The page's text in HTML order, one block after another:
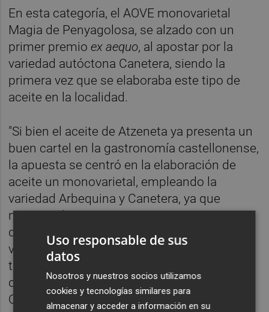
En esta categoría, el AOVE monovarietal
Magia de Penyagolosa, se alzado con un
primer premioex aequo, al apostar por la
variedad autóctona Canetera, siendo la
primera vez que se elaboraba este tipo de
aceite en la localidad.
"Si bien el aceite de Atzeneta ya presenta un
buen cartel en la gastronomía castellonense,
la apuesta se centró en la elaboración de
aceite un monovarietal, empleando la
variedad Arbequina y Canetera, ya que
nuestro objetivo preservar, conservar y
difundir estas variedades locales,
valorizando el producto y dignificando el
trabajo de nuestros agricultores”,
destacaEladi Roca, director de la
Cooperativa de Atzeneta.
Uso responsable de sus
datos
Nosotros y nuestros socios utilizamos
cookies y tecnologías similares para
almacenar y acceder a información en su